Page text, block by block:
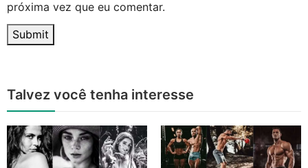
próxima vez que eu comentar.
Talvez você tenha interesse